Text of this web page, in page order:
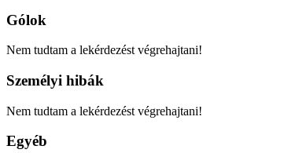
Gólok
Nem tudtam a lekérdezést végrehajtani!
Személyi hibák
Nem tudtam a lekérdezést végrehajtani!
Egyéb